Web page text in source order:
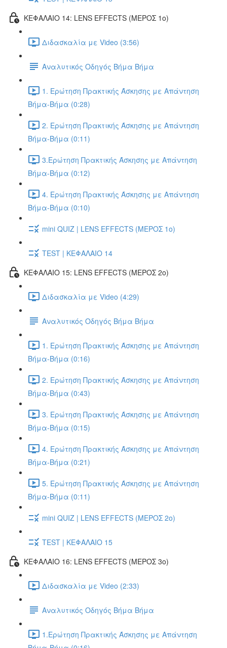
ΚΕΦΑΛΑΙΟ 14: LENS EFFECTS (ΜΕΡΟΣ 1ο)
Διδασκαλία με Video (3:56)
Αναλυτικός Οδηγός Βήμα Βήμα
1. Ερώτηση Πρακτικής Άσκησης με Απάντηση
Βήμα-Βήμα (0:28)
2. Ερώτηση Πρακτικής Άσκησης με Απάντηση
Βήμα-Βήμα (0:11)
3.Ερώτηση Πρακτικής Άσκησης με Απάντηση
Βήμα-Βήμα (0:12)
4. Ερώτηση Πρακτικής Άσκησης με Απάντηση
Βήμα-Βήμα (0:10)
mini QUIZ | LENS EFFECTS (ΜΕΡΟΣ 1ο)
TEST | ΚΕΦΑΛΑΙΟ 14
ΚΕΦΑΛΑΙΟ 15: LENS EFFECTS (ΜΕΡΟΣ 2o)
Διδασκαλία με Video (4:29)
Αναλυτικός Οδηγός Βήμα Βήμα
1. Ερώτηση Πρακτικής Άσκησης με Απάντηση
Βήμα-Βήμα (0:16)
2. Ερώτηση Πρακτικής Άσκησης με Απάντηση
Βήμα-Βήμα (0:43)
3. Ερώτηση Πρακτικής Άσκησης με Απάντηση
Βήμα-Βήμα (0:15)
4. Ερώτηση Πρακτικής Άσκησης με Απάντηση
Βήμα-Βήμα (0:21)
5. Ερώτηση Πρακτικής Άσκησης με Απάντηση
Βήμα-Βήμα (0:11)
mini QUIZ | LENS EFFECTS (ΜΕΡΟΣ 2o)
TEST | ΚΕΦΑΛΑΙΟ 15
ΚΕΦΑΛΑΙΟ 16: LENS EFFECTS (ΜΕΡΟΣ 3o)
Διδασκαλία με Video (2:33)
Αναλυτικός Οδηγός Βήμα Βήμα
1.Ερώτηση Πρακτικής Άσκησης με Απάντηση